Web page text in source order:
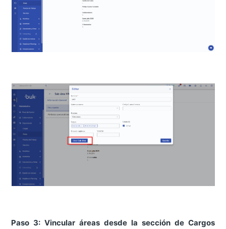
Paso 3: Vincular áreas desde la sección de Cargos